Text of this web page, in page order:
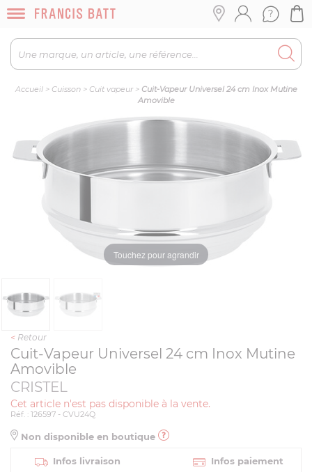
Accueil> Cuisson> Cuit vapeur> Cuit-Vapeur Universel 24 cm Inox Mutine
Amovible
Touchez pour agrandir
< Retour
Cuit-Vapeur Universel 24 cm Inox Mutine
Amovible
CRISTEL
Cet article n'est pas disponible à la vente.
Réf. : 126597 - CVU24Q
Non disponible en boutique
Infos livraison
Infos paiement